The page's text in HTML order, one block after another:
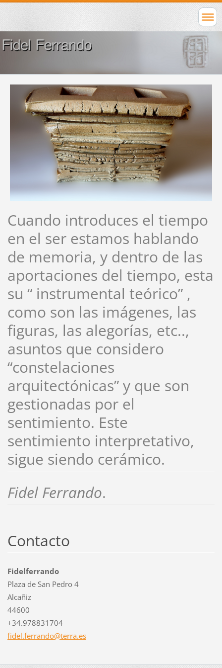
Cuando introduces el tiempo
en el ser estamos hablando
de memoria, y dentro de las
aportaciones del tiempo, esta
su “ instrumental teórico” ,
como son las imágenes, las
figuras, las alegorías, etc..,
asuntos que considero
“constelaciones
arquitectónicas” y que son
gestionadas por el
sentimiento. Este
sentimiento interpretativo,
sigue siendo cerámico.
Fidel Ferrando.
Contacto
Fidelferrando
Plaza de San Pedro 4
Alcañiz
44600
+34.978831704
fidel.ferrando@terra.es